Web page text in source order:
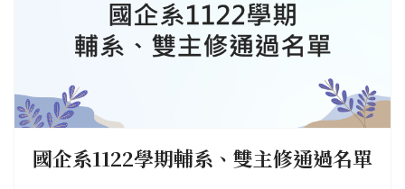
國企系1122學期輔系、雙主修通過名單